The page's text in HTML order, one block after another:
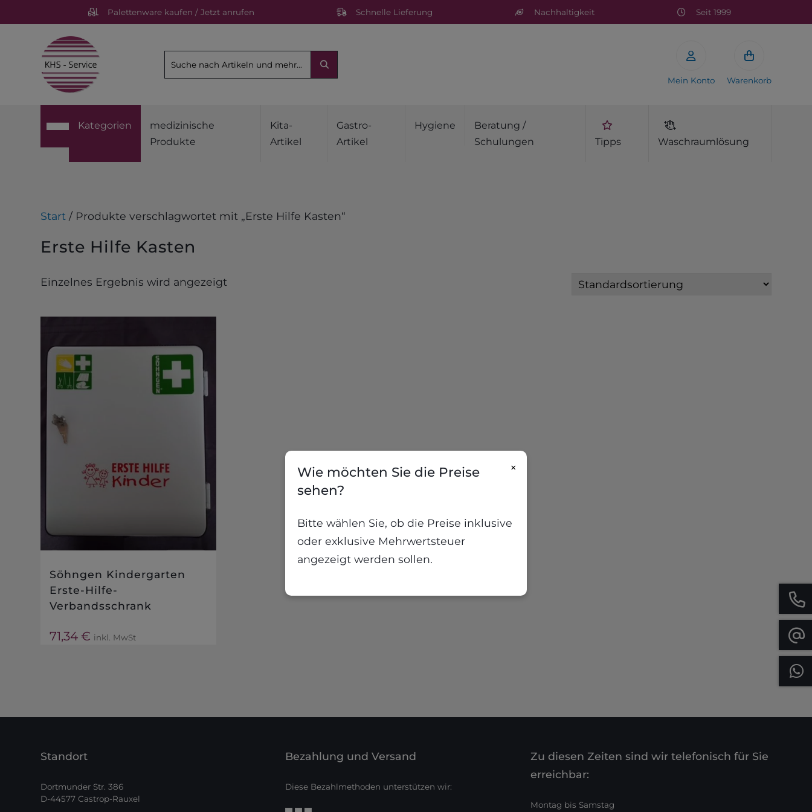
×
Wie möchten Sie die Preise
sehen?
Bitte wählen Sie, ob die Preise inklusive
oder exklusive Mehrwertsteuer
angezeigt werden sollen.
Palettenware kaufen / Jetzt anrufen Schnelle Lieferung Nachhaltigkeit Seit 1999
Mein Konto Warenkorb
Kategorien
medizinische
Produkte
Kita-
Artikel
Gastro-
Artikel
Hygiene
Beratung /
Schulungen
Tipps Waschraumlösung
Start / Produkte verschlagwortet mit „Erste Hilfe Kasten“
Erste Hilfe Kasten
Einzelnes Ergebnis wird angezeigt
Söhngen Kindergarten
Erste-Hilfe-
Verbandsschrank
71,34€ inkl. MwSt
Standort
Dortmunder Str. 386
D-44577 Castrop-Rauxel
Bezahlung und Versand
Diese Bezahlmethoden unterstützen wir:
Zu diesen Zeiten sind wir telefonisch für Sie
erreichbar:
Montag bis Samstag